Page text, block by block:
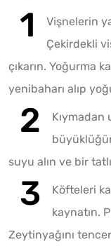
Vişnelerin
Çekirdekli
çıkarın. Yoğurma
yenibaharı alıp
suyu alın ve bir
Köfteleri
kaynatın.
Zeytinyağını